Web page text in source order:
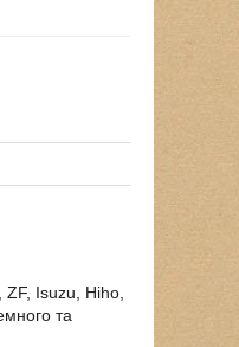
Isuzu, Hiho,
та